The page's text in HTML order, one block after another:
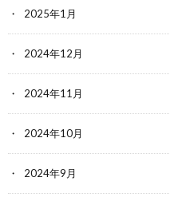
2025年1月
2024年12月
2024年11月
2024年10月
2024年9月